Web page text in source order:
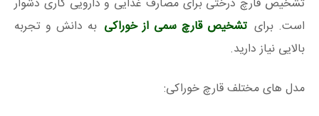
است. برای تشخیص قارچ سمی از خوراکی به دانش و تجربه
بالایی نیاز دارید.
مدل های مختلف قارچ خوراکی: